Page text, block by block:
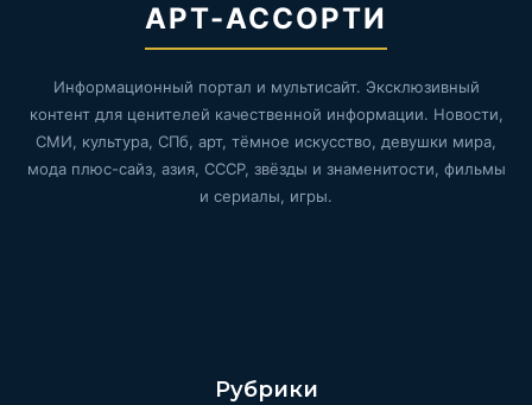
АРТ-АССОРТИ
Информационный портал и мультисайт. Эксклюзивный
контент для ценителей качественной информации. Новости,
СМИ, культура, СПб, арт, тёмное искусство, девушки мира,
мода плюс-сайз, азия, СССР, звёзды и знаменитости, фильмы
и сериалы, игры.
Рубрики